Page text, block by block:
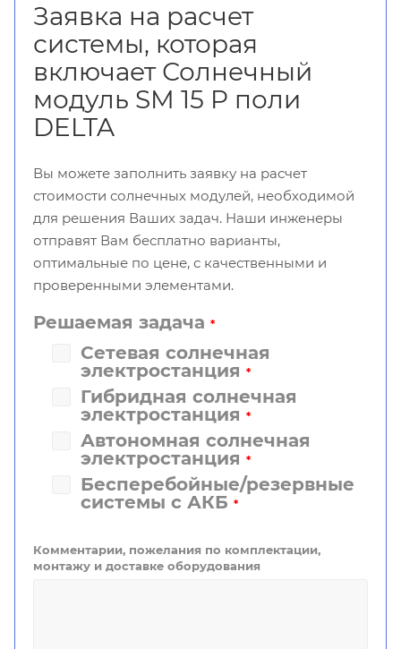
Заявка на расчет
системы, которая
включает Солнечный
модуль SM 15 P поли
DELTA
Вы можете заполнить заявку на расчет
стоимости солнечных модулей, необходимой
для решения Ваших задач. Наши инженеры
отправят Вам бесплатно варианты,
оптимальные по цене, с качественными и
проверенными элементами.
Решаемая задача *
Сетевая солнечная
электростанция *
Гибридная солнечная
электростанция *
Автономная солнечная
электростанция *
Бесперебойные/резервные
системы с АКБ *
Комментарии, пожелания по комплектации,
монтажу и доставке оборудования